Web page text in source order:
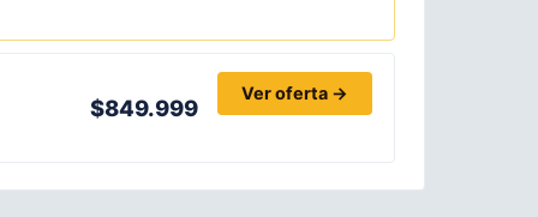
$849.999
Ver oferta →